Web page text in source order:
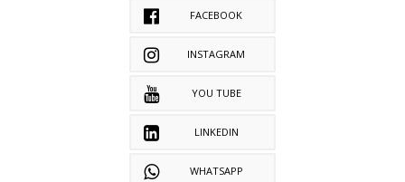
FACEBOOK
INSTAGRAM
YOU TUBE
LINKEDIN
WHATSAPP